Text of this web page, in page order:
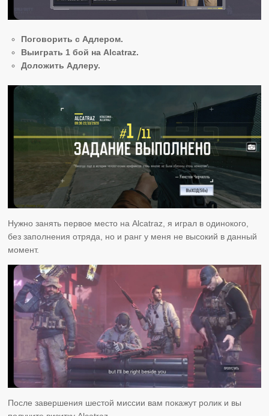
Поговорить с Адлером.
Выиграть 1 бой на Alcatraz.
Доложить Адлеру.
Нужно занять первое место на Alcatraz, я играл в одинокого,
без заполнения отряда, но и ранг у меня не высокий в данный
момент.
После завершения шестой миссии вам покажут ролик и вы